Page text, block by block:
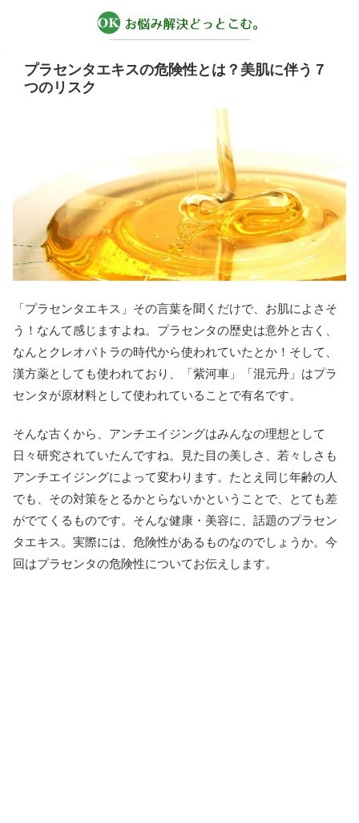
プラセンタエキスの危険性とは？美肌に伴う７
つのリスク
「プラセンタエキス」その言葉を聞くだけで、お肌によさそ
う！なんて感じますよね。プラセンタの歴史は意外と古く、
なんとクレオパトラの時代から使われていたとか！そして、
漢方薬としても使われており、「紫河車」「混元丹」はプラ
センタが原材料として使われていることで有名です。
そんな古くから、アンチエイジングはみんなの理想として
日々研究されていたんですね。見た目の美しさ、若々しさも
アンチエイジングによって変わります。たとえ同じ年齢の人
でも、その対策をとるかとらないかということで、とても差
がでてくるものです。そんな健康・美容に、話題のプラセン
タエキス。実際には、危険性があるものなのでしょうか。今
回はプラセンタの危険性についてお伝えします。